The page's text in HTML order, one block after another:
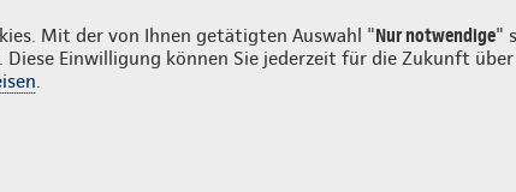
Mit der von Ihnen getätigten Auswahl "Nur notwendige"
Diese Einwilligung können Sie jederzeit für die Zukunft
.